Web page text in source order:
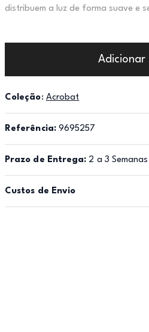
distribuem a luz de forma suave e
Adicionar
Coleção: Acrobat
Referência: 9695257
Prazo de Entrega: 2 a 3 Semanas
Custos de Envio